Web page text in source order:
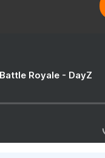
Royale - DayZ